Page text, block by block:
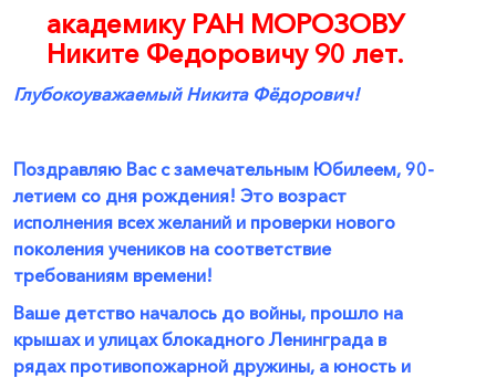
академику РАН МОРОЗОВУ
Никите Федоровичу 90 лет.
Глубокоуважаемый Никита Фёдорович!
Поздравляю Вас с замечательным Юбилеем, 90-
летием со дня рождения! Это возраст
исполнения всех желаний и проверки нового
поколения учеников на соответствие
требованиям времени!
Ваше детство началось до войны, прошло на
крышах и улицах блокадного Ленинграда в
рядах противопожарной дружины, а юность и